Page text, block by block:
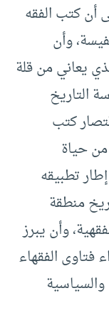
أن كتب الفقه
وأن
يعاني من قلة
التاريخ
كتب
حياة
تطبيقه
منطقة
وأن يبرز
الفقهاء
والسياسية